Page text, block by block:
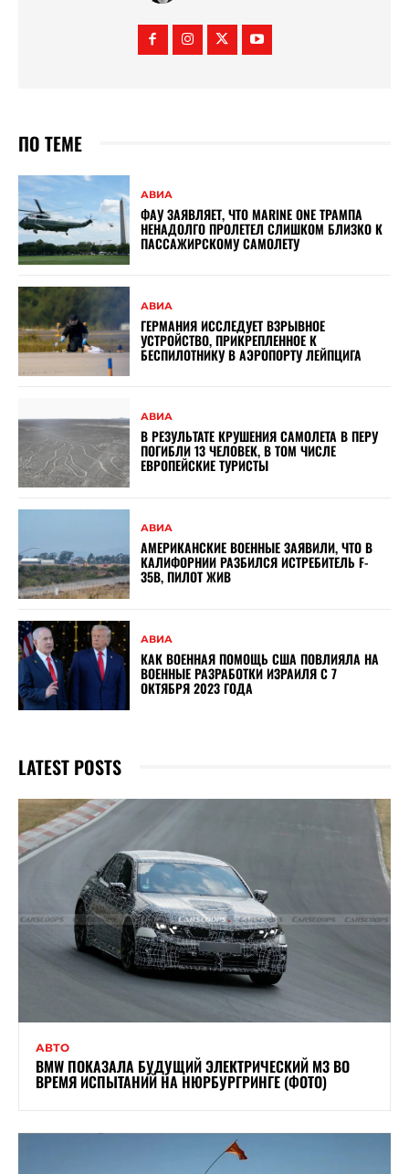
ПО ТЕМЕ
АВИА
ФАУ ЗАЯВЛЯЕТ, ЧТО MARINE ONE ТРАМПА
НЕНАДОЛГО ПРОЛЕТЕЛ СЛИШКОМ БЛИЗКО К
ПАССАЖИРСКОМУ САМОЛЕТУ
АВИА
ГЕРМАНИЯ ИССЛЕДУЕТ ВЗРЫВНОЕ
УСТРОЙСТВО, ПРИКРЕПЛЕННОЕ К
БЕСПИЛОТНИКУ В АЭРОПОРТУ ЛЕЙПЦИГА
АВИА
В РЕЗУЛЬТАТЕ КРУШЕНИЯ САМОЛЕТА В ПЕРУ
ПОГИБЛИ 13 ЧЕЛОВЕК, В ТОМ ЧИСЛЕ
ЕВРОПЕЙСКИЕ ТУРИСТЫ
АВИА
АМЕРИКАНСКИЕ ВОЕННЫЕ ЗАЯВИЛИ, ЧТО В
КАЛИФОРНИИ РАЗБИЛСЯ ИСТРЕБИТЕЛЬ F-
35B, ПИЛОТ ЖИВ
АВИА
КАК ВОЕННАЯ ПОМОЩЬ США ПОВЛИЯЛА НА
ВОЕННЫЕ РАЗРАБОТКИ ИЗРАИЛЯ С 7
ОКТЯБРЯ 2023 ГОДА
LATEST POSTS
АВТО
BMW ПОКАЗАЛА БУДУЩИЙ ЭЛЕКТРИЧЕСКИЙ M3 ВО
ВРЕМЯ ИСПЫТАНИЙ НА НЮРБУРГРИНГЕ (ФОТО)